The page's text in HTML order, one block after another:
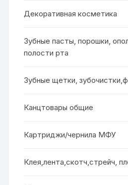
Декоративная косметика
Зубные пасты, порошки,
полости рта
Зубные щетки,
Канцтовары общие
Картриджи/чернила МФУ
Клея,лента,скотч,стрейч,